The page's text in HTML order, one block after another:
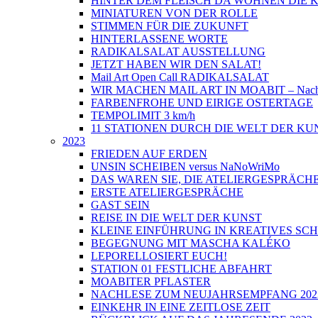
MINIATUREN VON DER ROLLE
STIMMEN FÜR DIE ZUKUNFT
HINTERLASSENE WORTE
RADIKALSALAT AUSSTELLUNG
JETZT HABEN WIR DEN SALAT!
Mail Art Open Call RADIKALSALAT
WIR MACHEN MAIL ART IN MOABIT –
FARBENFROHE UND EIRIGE OSTERTAGE
TEMPOLIMIT 3 km/h
11 STATIONEN DURCH DIE WELT DER
2023
FRIEDEN AUF ERDEN
UNSIN SCHEIBEN versus NaNoWriMo
DAS WAREN SIE, DIE
ERSTE ATELIERGESPRÄCHE
GAST SEIN
REISE IN DIE WELT DER KUNST
KLEINE EINFÜHRUNG IN KREATIVES
BEGEGNUNG MIT MASCHA KALÉKO
LEPORELLOSIERT EUCH!
STATION 01 FESTLICHE ABFAHRT
MOABITER PFLASTER
NACHLESE ZUM NEUJAHRSEMPFANG
EINKEHR IN EINE ZEITLOSE ZEIT